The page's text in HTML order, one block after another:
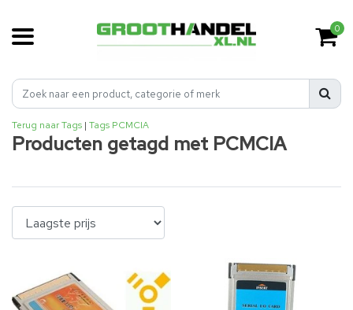
0
Terug naar Tags | Tags PCMCIA
Producten getagd met PCMCIA